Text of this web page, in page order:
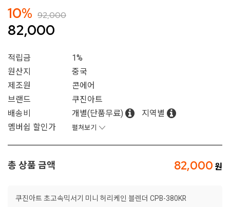
10% 92,000
82,000
적립금
1%
원산지
중국
제조원
콘에어
브랜드
쿠진아트
배송비
개별(단품무료)
지역별
멤버쉽 할인가
펼쳐보기
총 상품 금액 82,000
쿠진아트 초고속믹서기 미니 허리케인 블렌더 CPB-380KR